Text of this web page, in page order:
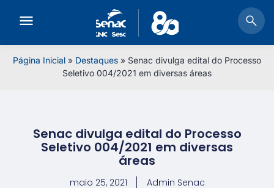
Página Inicial » Destaques » Senac divulga edital do Processo
Seletivo 004/2021 em diversas áreas
Senac divulga edital do Processo
Seletivo 004/2021 em diversas
áreas
maio 25, 2021 Admin Senac